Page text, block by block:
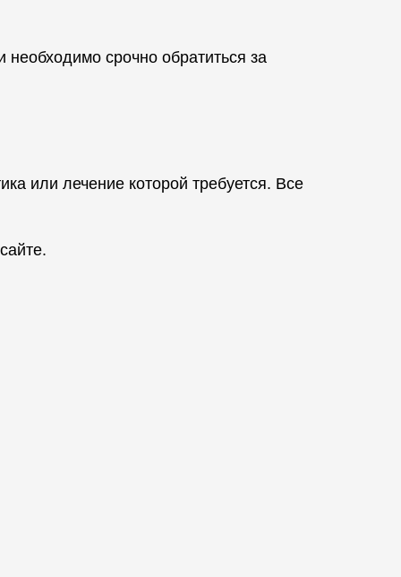
срочно обратиться за
или лечение которой требуется. Все